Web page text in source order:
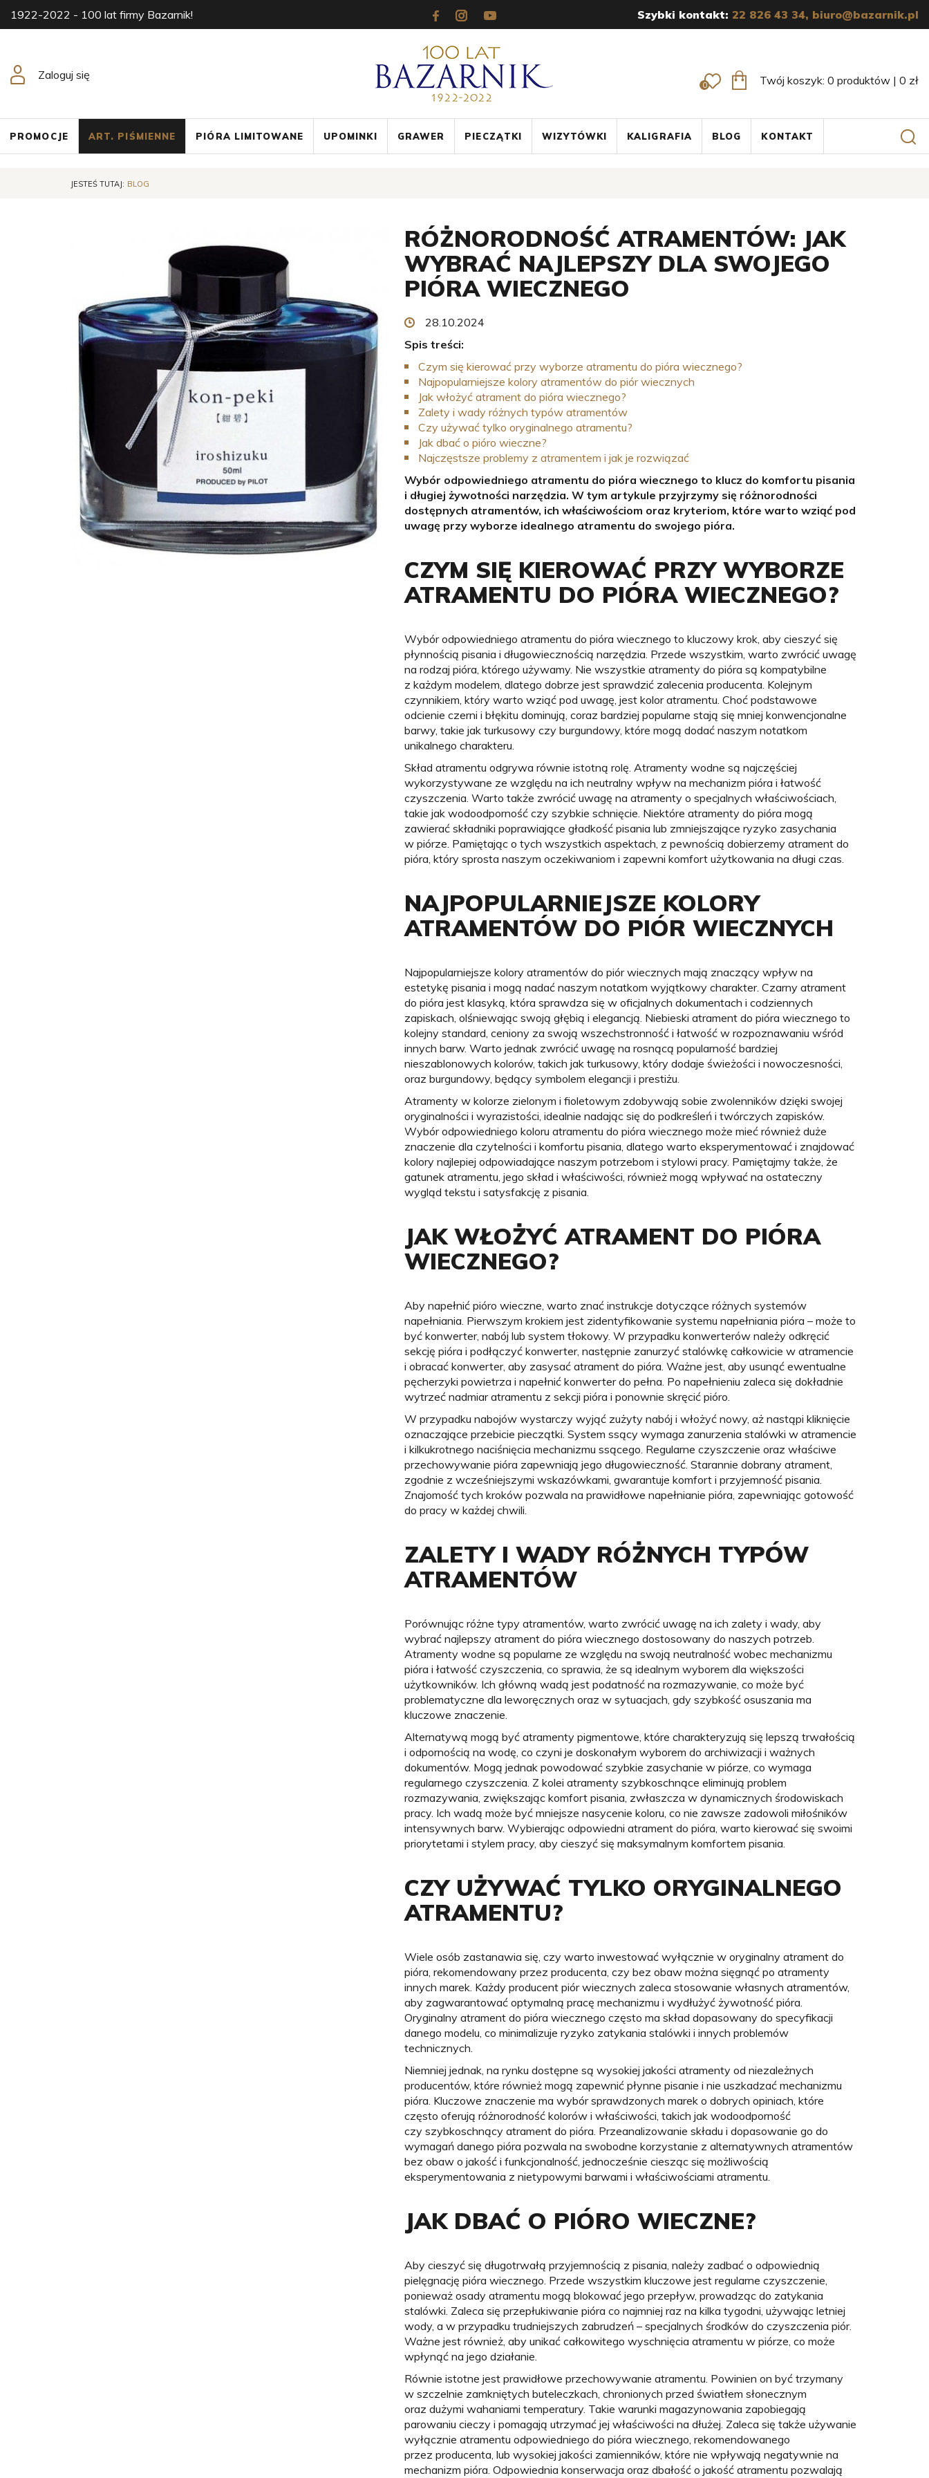
1922-2022 - 100 lat firmy Bazarnik! Szybki kontakt: 22 826 43 34, biuro@bazarnik.pl
Zaloguj się
0 Twój koszyk: 0 produktów | 0 zł
PROMOCJE ART. PIŚMIENNE PIÓRA LIMITOWANE UPOMINKI GRAWER PIECZĄTKI WIZYTÓWKI KALIGRAFIA BLOG KONTAKT
JESTEŚ TUTAJ: BLOG
RÓŻNORODNOŚĆ ATRAMENTÓW: JAK
WYBRAĆ NAJLEPSZY DLA SWOJEGO
PIÓRA WIECZNEGO
28.10.2024
Spis treści:
Czym się kierować przy wyborze atramentu do pióra wiecznego?
Najpopularniejsze kolory atramentów do piór wiecznych
Jak włożyć atrament do pióra wiecznego?
Zalety i wady różnych typów atramentów
Czy używać tylko oryginalnego atramentu?
Jak dbać o pióro wieczne?
Najczęstsze problemy z atramentem i jak je rozwiązać
Wybór odpowiedniego atramentu do pióra wiecznego to klucz do komfortu pisania
i długiej żywotności narzędzia. W tym artykule przyjrzymy się różnorodności
dostępnych atramentów, ich właściwościom oraz kryteriom, które warto wziąć pod
uwagę przy wyborze idealnego atramentu do swojego pióra.
CZYM SIĘ KIEROWAĆ PRZY WYBORZE
ATRAMENTU DO PIÓRA WIECZNEGO?
Wybór odpowiedniego atramentu do pióra wiecznego to kluczowy krok, aby cieszyć się
płynnością pisania i długowiecznością narzędzia. Przede wszystkim, warto zwrócić uwagę
na rodzaj pióra, którego używamy. Nie wszystkie atramenty do pióra są kompatybilne
z każdym modelem, dlatego dobrze jest sprawdzić zalecenia producenta. Kolejnym
czynnikiem, który warto wziąć pod uwagę, jest kolor atramentu. Choć podstawowe
odcienie czerni i błękitu dominują, coraz bardziej popularne stają się mniej konwencjonalne
barwy, takie jak turkusowy czy burgundowy, które mogą dodać naszym notatkom
unikalnego charakteru.
Skład atramentu odgrywa równie istotną rolę. Atramenty wodne są najczęściej
wykorzystywane ze względu na ich neutralny wpływ na mechanizm pióra i łatwość
czyszczenia. Warto także zwrócić uwagę na atramenty o specjalnych właściwościach,
takie jak wodoodporność czy szybkie schnięcie. Niektóre atramenty do pióra mogą
zawierać składniki poprawiające gładkość pisania lub zmniejszające ryzyko zasychania
w piórze. Pamiętając o tych wszystkich aspektach, z pewnością dobierzemy atrament do
pióra, który sprosta naszym oczekiwaniom i zapewni komfort użytkowania na długi czas.
NAJPOPULARNIEJSZE KOLORY
ATRAMENTÓW DO PIÓR WIECZNYCH
Najpopularniejsze kolory atramentów do piór wiecznych mają znaczący wpływ na
estetykę pisania i mogą nadać naszym notatkom wyjątkowy charakter. Czarny atrament
do pióra jest klasyką, która sprawdza się w oficjalnych dokumentach i codziennych
zapiskach, olśniewając swoją głębią i elegancją. Niebieski atrament do pióra wiecznego to
kolejny standard, ceniony za swoją wszechstronność i łatwość w rozpoznawaniu wśród
innych barw. Warto jednak zwrócić uwagę na rosnącą popularność bardziej
nieszablonowych kolorów, takich jak turkusowy, który dodaje świeżości i nowoczesności,
oraz burgundowy, będący symbolem elegancji i prestiżu.
Atramenty w kolorze zielonym i fioletowym zdobywają sobie zwolenników dzięki swojej
oryginalności i wyrazistości, idealnie nadając się do podkreśleń i twórczych zapisków.
Wybór odpowiedniego koloru atramentu do pióra wiecznego może mieć również duże
znaczenie dla czytelności i komfortu pisania, dlatego warto eksperymentować i znajdować
kolory najlepiej odpowiadające naszym potrzebom i stylowi pracy. Pamiętajmy także, że
gatunek atramentu, jego skład i właściwości, również mogą wpływać na ostateczny
wygląd tekstu i satysfakcję z pisania.
JAK WŁOŻYĆ ATRAMENT DO PIÓRA
WIECZNEGO?
Aby napełnić pióro wieczne, warto znać instrukcje dotyczące różnych systemów
napełniania. Pierwszym krokiem jest zidentyfikowanie systemu napełniania pióra – może to
być konwerter, nabój lub system tłokowy. W przypadku konwerterów należy odkręcić
sekcję pióra i podłączyć konwerter, następnie zanurzyć stalówkę całkowicie w atramencie
i obracać konwerter, aby zasysać atrament do pióra. Ważne jest, aby usunąć ewentualne
pęcherzyki powietrza i napełnić konwerter do pełna. Po napełnieniu zaleca się dokładnie
wytrzeć nadmiar atramentu z sekcji pióra i ponownie skręcić pióro.
W przypadku nabojów wystarczy wyjąć zużyty nabój i włożyć nowy, aż nastąpi kliknięcie
oznaczające przebicie pieczątki. System ssący wymaga zanurzenia stalówki w atramencie
i kilkukrotnego naciśnięcia mechanizmu ssącego. Regularne czyszczenie oraz właściwe
przechowywanie pióra zapewniają jego długowieczność. Starannie dobrany atrament,
zgodnie z wcześniejszymi wskazówkami, gwarantuje komfort i przyjemność pisania.
Znajomość tych kroków pozwala na prawidłowe napełnianie pióra, zapewniając gotowość
do pracy w każdej chwili.
ZALETY I WADY RÓŻNYCH TYPÓW
ATRAMENTÓW
Porównując różne typy atramentów, warto zwrócić uwagę na ich zalety i wady, aby
wybrać najlepszy atrament do pióra wiecznego dostosowany do naszych potrzeb.
Atramenty wodne są popularne ze względu na swoją neutralność wobec mechanizmu
pióra i łatwość czyszczenia, co sprawia, że są idealnym wyborem dla większości
użytkowników. Ich główną wadą jest podatność na rozmazywanie, co może być
problematyczne dla leworęcznych oraz w sytuacjach, gdy szybkość osuszania ma
kluczowe znaczenie.
Alternatywą mogą być atramenty pigmentowe, które charakteryzują się lepszą trwałością
i odpornością na wodę, co czyni je doskonałym wyborem do archiwizacji i ważnych
dokumentów. Mogą jednak powodować szybkie zasychanie w piórze, co wymaga
regularnego czyszczenia. Z kolei atramenty szybkoschnące eliminują problem
rozmazywania, zwiększając komfort pisania, zwłaszcza w dynamicznych środowiskach
pracy. Ich wadą może być mniejsze nasycenie koloru, co nie zawsze zadowoli miłośników
intensywnych barw. Wybierając odpowiedni atrament do pióra, warto kierować się swoimi
priorytetami i stylem pracy, aby cieszyć się maksymalnym komfortem pisania.
CZY UŻYWAĆ TYLKO ORYGINALNEGO
ATRAMENTU?
Wiele osób zastanawia się, czy warto inwestować wyłącznie w oryginalny atrament do
pióra, rekomendowany przez producenta, czy bez obaw można sięgnąć po atramenty
innych marek. Każdy producent piór wiecznych zaleca stosowanie własnych atramentów,
aby zagwarantować optymalną pracę mechanizmu i wydłużyć żywotność pióra.
Oryginalny atrament do pióra wiecznego często ma skład dopasowany do specyfikacji
danego modelu, co minimalizuje ryzyko zatykania stalówki i innych problemów
technicznych.
Niemniej jednak, na rynku dostępne są wysokiej jakości atramenty od niezależnych
producentów, które również mogą zapewnić płynne pisanie i nie uszkadzać mechanizmu
pióra. Kluczowe znaczenie ma wybór sprawdzonych marek o dobrych opiniach, które
często oferują różnorodność kolorów i właściwości, takich jak wodoodporność
czy szybkoschnący atrament do pióra. Przeanalizowanie składu i dopasowanie go do
wymagań danego pióra pozwala na swobodne korzystanie z alternatywnych atramentów
bez obaw o jakość i funkcjonalność, jednocześnie ciesząc się możliwością
eksperymentowania z nietypowymi barwami i właściwościami atramentu.
JAK DBAĆ O PIÓRO WIECZNE?
Aby cieszyć się długotrwałą przyjemnością z pisania, należy zadbać o odpowiednią
pielęgnację pióra wiecznego. Przede wszystkim kluczowe jest regularne czyszczenie,
ponieważ osady atramentu mogą blokować jego przepływ, prowadząc do zatykania
stalówki. Zaleca się przepłukiwanie pióra co najmniej raz na kilka tygodni, używając letniej
wody, a w przypadku trudniejszych zabrudzeń – specjalnych środków do czyszczenia piór.
Ważne jest również, aby unikać całkowitego wyschnięcia atramentu w piórze, co może
wpłynąć na jego działanie.
Równie istotne jest prawidłowe przechowywanie atramentu. Powinien on być trzymany
w szczelnie zamkniętych buteleczkach, chronionych przed światłem słonecznym
oraz dużymi wahaniami temperatury. Takie warunki magazynowania zapobiegają
parowaniu cieczy i pomagają utrzymać jej właściwości na dłużej. Zaleca się także używanie
wyłącznie atramentu odpowiedniego do pióra wiecznego, rekomendowanego
przez producenta, lub wysokiej jakości zamienników, które nie wpływają negatywnie na
mechanizm pióra. Odpowiednia konserwacja oraz dbałość o jakość atramentu pozwalają